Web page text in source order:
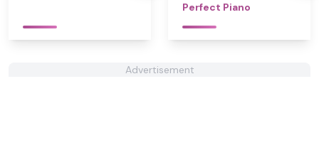
Perfect Piano
Advertisement